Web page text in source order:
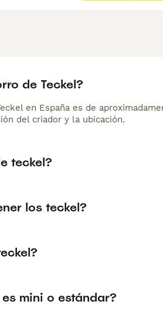
de Teckel?
en España es de
del criador y la ubicación.
teckel?
los teckel?
mini o estándar?